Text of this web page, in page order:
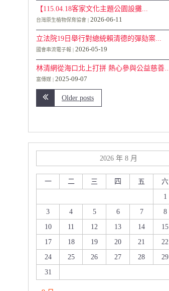
【115.04.18客家文化主題公園設攤...
台灣原生植物保育協會 2026-06-11
立法院19日舉行對總統賴清德的彈劾案...
國會串流電子報 2026-05-19
林清網從海口北上打拼 熱心參與公益慈善...
富傳媒 2025-09-07
Older posts
2026 年 8 月
一 二 三 四 五 六
1
3
4 5 6 7 8
10
11 12 13 14 15
17
18 19 20 21 22
24
25 26 27 28 29
31